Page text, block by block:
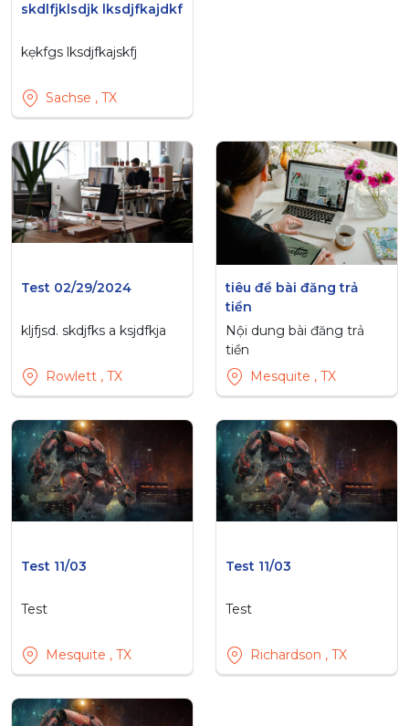
skdlfjklsdjk lksdjfkajdkf
kẹkfgs lksdjfkajskfj
Sachse , TX
Test 02/29/2024
kljfjsd. skdjfks a ksjdfkja
Rowlett , TX
tiêu đề bài đăng trả
tiền
Nội dung bài đăng trả
tiền
Mesquite , TX
Test 11/03
Test
Mesquite , TX
Test 11/03
Test
Richardson , TX